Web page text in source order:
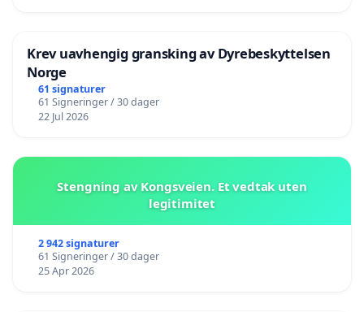
Krev uavhengig gransking av Dyrebeskyttelsen
Norge
61 signaturer
61 Signeringer / 30 dager
22 Jul 2026
Stengning av Kongsveien. Et vedtak uten
legitimitet
2 942 signaturer
61 Signeringer / 30 dager
25 Apr 2026